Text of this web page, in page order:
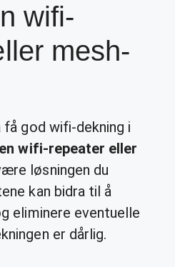
wifi-
mesh-
god wifi-dekning i
en wifi-repeater eller
løsningen du
kan bidra til å
eliminere eventuelle
er dårlig.